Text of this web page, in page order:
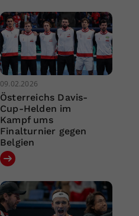
09.02.2026
Österreichs Davis-
Cup-Helden im
Kampf ums
Finalturnier gegen
Belgien